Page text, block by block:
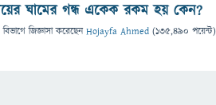
ঘামের গন্ধ একেক রকম হয় কেন?
জিজ্ঞাসাকরেছেনHojayfa Ahmed (135,490 পয়েন্ট)